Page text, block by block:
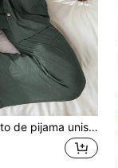
SHEIN Conjunto de pijama unisex de cárdigan con cierre de botones, suave y amigable con la piel, de moda para estar en casa